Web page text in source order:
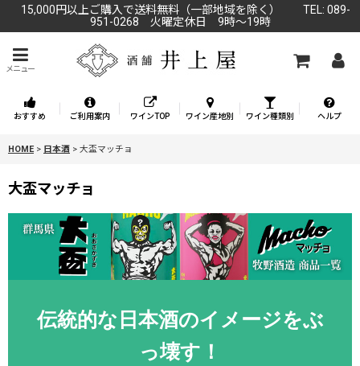
15,000円以上ご購入で送料無料（一部地域を除く） TEL: 089-
951-0268 火曜定休日 9時～19時
メニュー
おすすめ ご利用案内 ワインTOP ワイン産地別 ワイン種類別 ヘルプ
HOME > 日本酒 > 大盃マッチョ
大盃マッチョ
伝統的な日本酒のイメージをぶ
っ壊す！